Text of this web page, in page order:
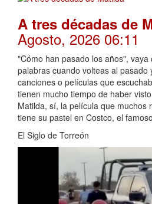
A tres décadas de
Agosto, 2026 06:11
"Cómo han pasado los años", vaya
palabras cuando volteas al pasado
canciones o películas que
tienen mucho tiempo de haber
Matilda, sí, la película que muchos
tiene su pastel en Costco, el
El Siglo de Torreón